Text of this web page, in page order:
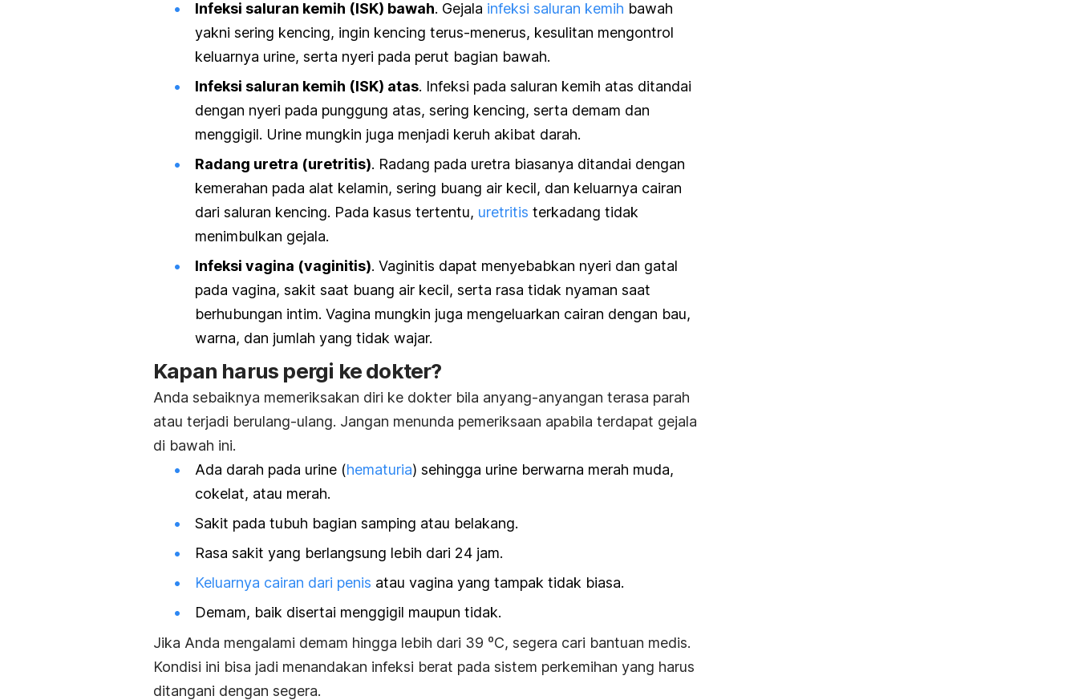
Infeksi saluran kemih (ISK) bawah. Gejala infeksi saluran kemih bawah
yakni sering kencing, ingin kencing terus-menerus, kesulitan mengontrol
keluarnya urine, serta nyeri pada perut bagian bawah.
Infeksi saluran kemih (ISK) atas. Infeksi pada saluran kemih atas ditandai
dengan nyeri pada punggung atas, sering kencing, serta demam dan
menggigil. Urine mungkin juga menjadi keruh akibat darah.
Radang uretra (uretritis). Radang pada uretra biasanya ditandai dengan
kemerahan pada alat kelamin, sering buang air kecil, dan keluarnya cairan
dari saluran kencing. Pada kasus tertentu, uretritis terkadang tidak
menimbulkan gejala.
Infeksi vagina (vaginitis). Vaginitis dapat menyebabkan nyeri dan gatal
pada vagina, sakit saat buang air kecil, serta rasa tidak nyaman saat
berhubungan intim. Vagina mungkin juga mengeluarkan cairan dengan bau,
warna, dan jumlah yang tidak wajar.
Kapan harus pergi ke dokter?
Anda sebaiknya memeriksakan diri ke dokter bila anyang-anyangan terasa parah
atau terjadi berulang-ulang. Jangan menunda pemeriksaan apabila terdapat gejala
di bawah ini.
Ada darah pada urine (hematuria) sehingga urine berwarna merah muda,
cokelat, atau merah.
Sakit pada tubuh bagian samping atau belakang.
Rasa sakit yang berlangsung lebih dari 24 jam.
Keluarnya cairan dari penis atau vagina yang tampak tidak biasa.
Demam, baik disertai menggigil maupun tidak.
Jika Anda mengalami demam hingga lebih dari 39 ºC, segera cari bantuan medis.
Kondisi ini bisa jadi menandakan infeksi berat pada sistem perkemihan yang harus
ditangani dengan segera.